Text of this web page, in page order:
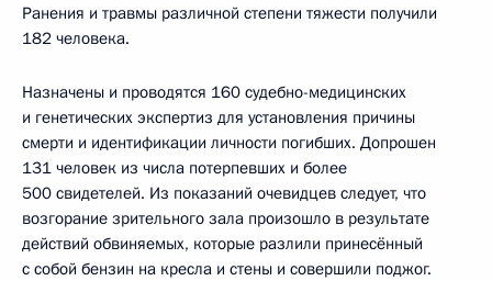
Ранения и травмы различной степени тяжести получили
182 человека.
Назначены и проводятся 160 судебно-медицинских
и генетических экспертиз для установления причины
смерти и идентификации личности погибших. Допрошен
131 человек из числа потерпевших и более
500 свидетелей. Из показаний очевидцев следует, что
возгорание зрительного зала произошло в результате
действий обвиняемых, которые разлили принесённый
с собой бензин на кресла и стены и совершили поджог.